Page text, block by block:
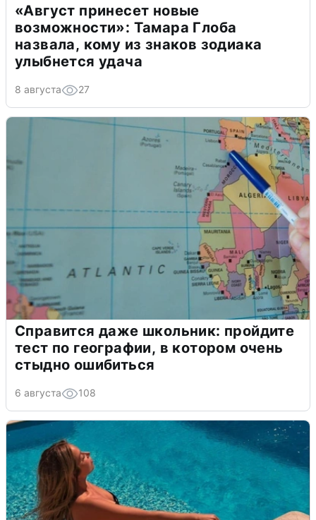
«Август принесет новые
возможности»: Тамара Глоба
назвала, кому из знаков зодиака
улыбнется удача
8 августа 27
Справится даже школьник: пройдите
тест по географии, в котором очень
стыдно ошибиться
6 августа 108